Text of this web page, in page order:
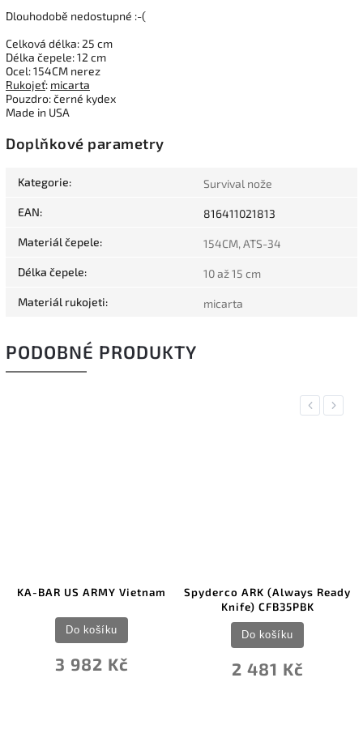
Dlouhodobě nedostupné :-(
Celková délka: 25 cm
Délka čepele: 12 cm
Ocel: 154CM nerez
Rukojeť: micarta
Pouzdro: černé kydex
Made in USA
Doplňkové parametry
Kategorie: Survival nože
EAN: 816411021813
Materiál čepele: 154CM, ATS-34
Délka čepele: 10 až 15 cm
Materiál rukojeti: micarta
PODOBNÉ PRODUKTY
Previous
KA-BAR US ARMY Vietnam
3 982 Kč
Do košíku
Spyderco ARK (Always Ready
Knife) CFB35PBK
2 481 Kč
Do košíku
Next